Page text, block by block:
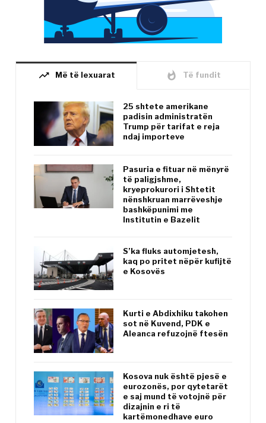
trending_up Më të lexuarat whatshot Të fundit
25 shtete amerikane
padisin administratën
Trump për tarifat e reja
ndaj importeve
Pasuria e fituar në mënyrë
të paligjshme,
kryeprokurori i Shtetit
nënshkruan marrëveshje
bashkëpunimi me
Institutin e Bazelit
S’ka fluks automjetesh,
kaq po pritet nëpër kufijtë
e Kosovës
Kurti e Abdixhiku takohen
sot në Kuvend, PDK e
Aleanca refuzojnë ftesën
Kosova nuk është pjesë e
eurozonës, por qytetarët
e saj mund të votojnë për
dizajnin e ri të
kartëmonedhave euro